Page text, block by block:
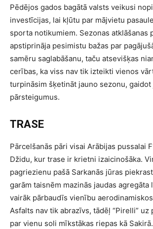
Pēdējos gados bagātā valsts veikusi
investīcijas, lai kļūtu par mājvietu
sporta notikumiem. Sezonas atklāšanas
apstiprināja pesimistu bažas par
samēru saglabāšanu, taču atsevišķas
cerības, ka viss nav tik izteikti vienos
turpināsim šķetināt jauno sezonu, gaidot
pārsteigumus.
TRASE
Pārcelšanās pāri visai Arābijas pussalai
Džidu, kur trase ir krietni izaicinošāka.
pagriezienu pašā Sarkanās jūras
garām taisnēm mazinās jaudas
vairāk pārbaudīs vienību
Asfalts nav tik abrazīvs, tādēļ “Pirelli” uz
par vienu soli mīkstākas riepas kā